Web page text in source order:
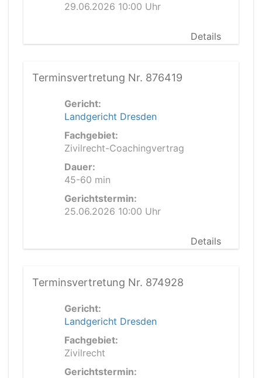
29.06.2026 10:00 Uhr
Details
Terminsvertretung Nr. 876419
Gericht:
Landgericht Dresden
Fachgebiet:
Zivilrecht-Coachingvertrag
Dauer:
45-60 min
Gerichtstermin:
25.06.2026 10:00 Uhr
Details
Terminsvertretung Nr. 874928
Gericht:
Landgericht Dresden
Fachgebiet:
Zivilrecht
Gerichtstermin: